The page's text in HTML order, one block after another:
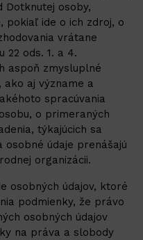
Dotknutej osoby,
pokiaľ ide o ich zdroj, o
vrátane
22 ods. 1. a 4.
aspoň zmysluplné
aj význame a
spracúvania
o primeraných
týkajúcich sa
osobné údaje prenášajú
organizácii.
osobných údajov, ktoré
podmienky, že právo
osobných údajov
na práva a slobody